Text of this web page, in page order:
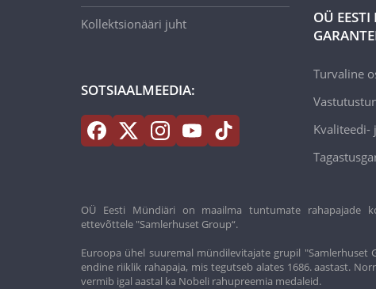
Kollektsionääri juht
SOTSIAALMEEDIA:
OÜ
Turvaline
Kvaliteedi-
OÜ Eesti Mündiäri on maailma tuntumate rahapajade
ettevõttele "Samlerhuset Group“.
Euroopa ühel suuremal mündilevitajate grupil
endine riiklik rahapaja, mis tegutseb alates 1686. aastast.
vermib igal aastal ka Nobeli rahupreemia medaleid.